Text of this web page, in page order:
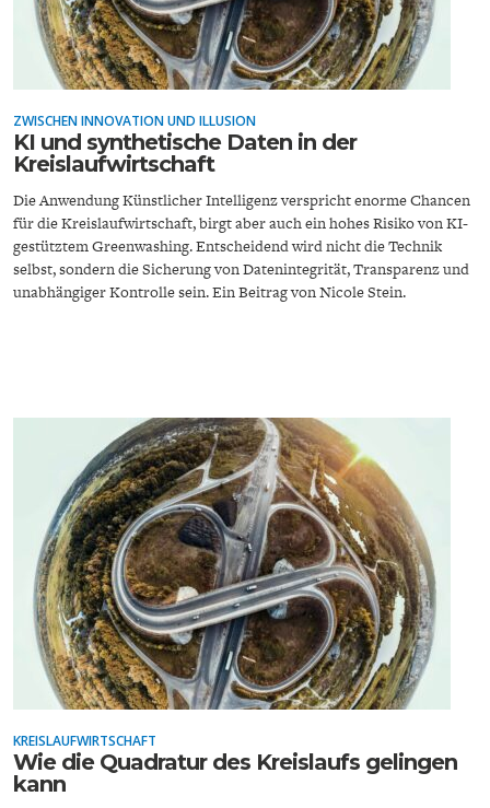
INDUSTRIEPOLITIK
CIRCULAR ECONOMY
ENERGIE & UMWELT
ENTWICKLUNGSPOLITIK
ZWISCHEN INNOVATION UND ILLUSION
KI und synthetische Daten in der
Kreislaufwirtschaft
Die Anwendung Künstlicher Intelligenz verspricht enorme Chancen
für die Kreislaufwirtschaft, birgt aber auch ein hohes Risiko von KI-
gestütztem Greenwashing. Entscheidend wird nicht die Technik
selbst, sondern die Sicherung von Datenintegrität, Transparenz und
unabhängiger Kontrolle sein. Ein Beitrag von Nicole Stein.
KREISLAUFWIRTSCHAFT
Wie die Quadratur des Kreislaufs gelingen
kann